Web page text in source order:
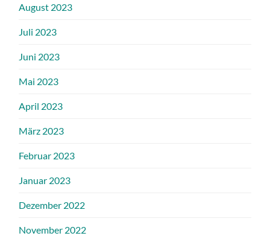
August 2023
Juli 2023
Juni 2023
Mai 2023
April 2023
März 2023
Februar 2023
Januar 2023
Dezember 2022
November 2022